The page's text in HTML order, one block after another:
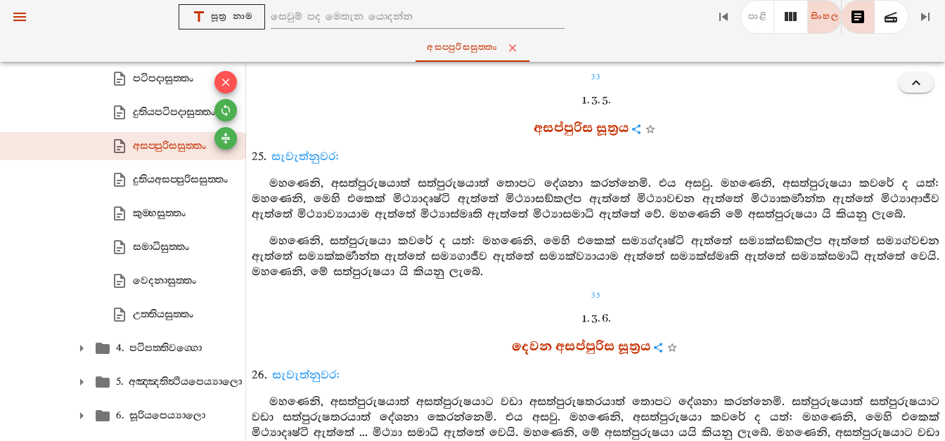
සූත්‍ර නාම පාළි සිංහල
අසප‍්පුරිසසුත‍්තං
මිච‍්ඡත‍්තසුත‍්තං
පටිපදාසුත‍්තං
දුතියපටිපදාසුත‍්තං
අසප‍්පුරිසසුත‍්තං
දුතියඅසප‍්පුරිසසුත‍්තං
කුම‍්භසුත‍්තං
සමාධිසුත‍්තං
වෙදනාසුත‍්තං
උත‍්තියසුත‍්තං
4. පටිපත‍්තිවග‍්ගො
5. අඤ‍්ඤතිත්‍ථියපෙය්‍යාලො
6. සූරියපෙය්‍යාලො
33
1. 3. 5.
අසප්පුරිස සූත්‍රය
25. සැවැත්නුවර:
මහණෙනි, අසත්පුරුෂයාත් සත්පුරුෂයාත් තොපට දේශනා කරන්නෙමි. එය අසවු. මහණෙනි, අසත්පුරුෂයා කවරේ ද යත්:
මහණෙනි, මෙහි එකෙක් මිථ්‍යාදෘෂ්ටි ඇත්තේ මිථ්‍යාසඞ්කල්ප ඇත්තේ මිථ්‍යාවචන ඇත්තේ මිථ්‍යාකර්‍මාන්ත ඇත්තේ මිථ්‍යාආජීව
ඇත්තේ මිථ්‍යාව්‍යායාම ඇත්තේ මිථ්‍යාස්මෘති ඇත්තේ මිථ්‍යාසමාධි ඇත්තේ වේ. මහණෙනි මේ අසත්පුරුෂයා යි කියනු ලැබේ.
මහණෙනි, සත්පුරුෂයා කවරේ ද යත්: මහණෙනි, මෙහි එකෙක් සම්‍යග්දෘෂ්ටි ඇත්තේ සම්‍යක්සඞ්කල්ප ඇත්තේ සම්‍යග්වචන
ඇත්තේ සම්‍යක්කර්‍මාන්ත ඇත්තේ සම්‍යගාජීව ඇත්තේ සම්‍යක්ව්‍යායාම ඇත්තේ සම්‍යක්ස්මෘති ඇත්තේ සම්‍යක්සමාධි ඇත්තේ වෙයි.
මහණෙනි, මේ සත්පුරුෂයා යි කියනු ලැබේ.
35
1. 3. 6.
දෙවන අසප්පුරිස සූත්‍රය
26. සැවැත්නුවර:
මහණෙනි, අසත්පුරුෂයාත් අසත්පුරුෂයාට වඩා අසත්පුරුෂතරයාත් තොපට දේශනා කරන්නෙමි. සත්පුරුෂයාත් සත්පුරුෂයාට
වඩා සත්පුරුෂතරයාත් දේශනා කෙරන්නෙමි. එය අසවු. මහණෙනි, අසත්පුරුෂයා කවරේ ද යත්: මහණෙනි, මෙහි එකෙක්
මිථ්‍යාදෘෂ්ටි ඇත්තේ ... මිථ්‍යා සමාධි ඇත්තේ වෙයි. මහණෙනි, මේ අසත්පුරුෂයා යයි කියනු ලැබේ. මහණෙනි, අසත්පුරුෂයාට වඩා